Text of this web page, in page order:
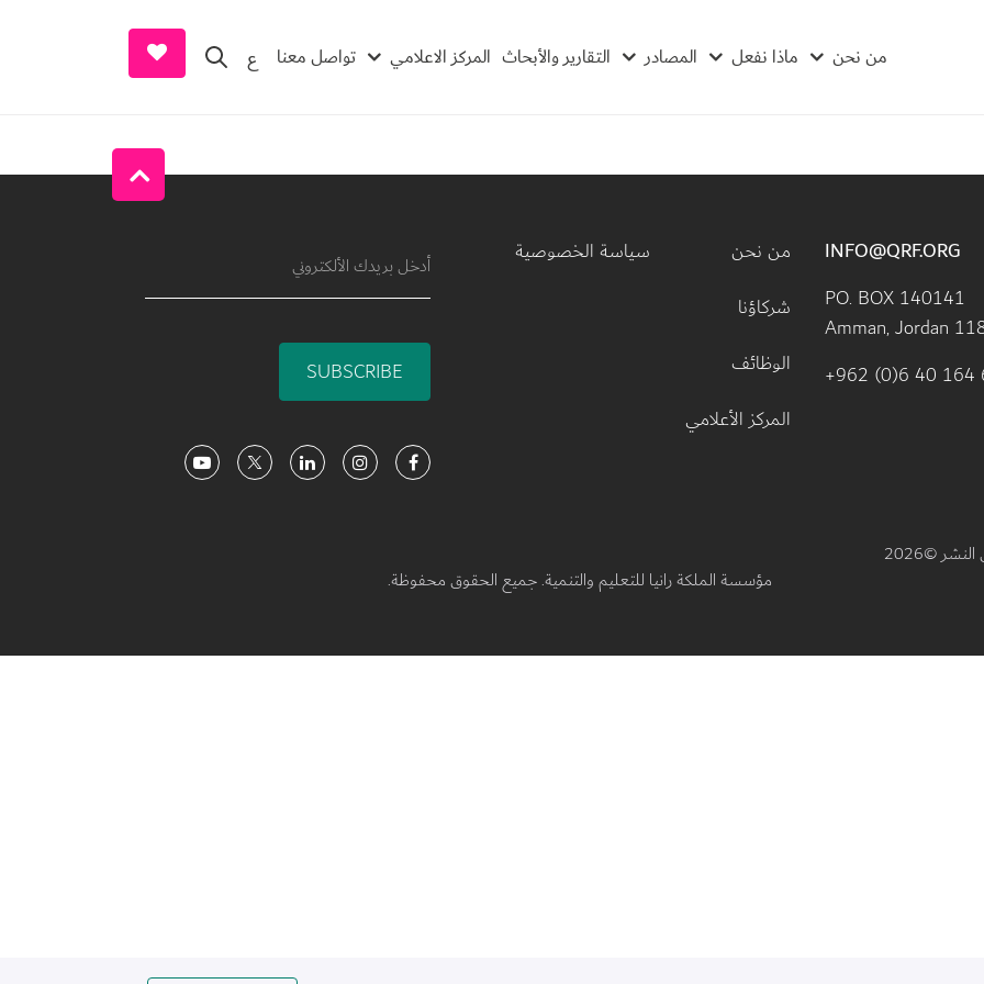
من نحن ماذا نفعل المصادر التقارير والأبحاث المركز الاعلامي تواصل معنا ع and Donate
INFO@QRF.ORG
PO. BOX 140141
Amman, Jordan
+962 (0)6 40 164
Footer menu
من نحن
شركاؤنا
الوظائف
المركز الأعلامي
سياسة الخصوصية
SUBSCRIBE
Social Media